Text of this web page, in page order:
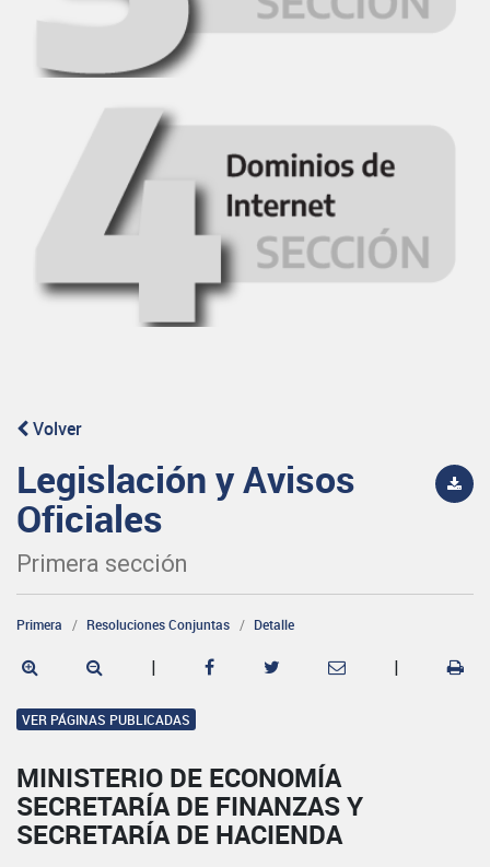
Volver
Legislación y Avisos
Oficiales
Primera sección
Primera Resoluciones Conjuntas Detalle
| |
VER PÁGINAS PUBLICADAS
MINISTERIO DE ECONOMÍA
SECRETARÍA DE FINANZAS Y
SECRETARÍA DE HACIENDA